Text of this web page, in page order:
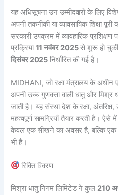
यह अधिसूचना उन उम्मीदवारों के लिए
अपनी तकनीकी या व्यावसायिक शिक्षा
सरकारी उपक्रम में व्यावहारिक
प्रक्रिया11 नवंबर 2025 से शुरू हो
दिसंबर 2025 निर्धारित की गई है।
MIDHANI, जो रक्षा मंत्रालय के अधीन
अपनी उच्च गुणवत्ता वाली धातु और मिश्र
जाती है। यह संस्था देश के रक्षा, अंतरिक्ष,
महत्वपूर्ण सामग्रियाँ तैयार करती है।
केवल एक सीखने का अवसर है, बल्कि एक
भी है।
रिक्ति विवरण
मिश्रा धातु निगम लिमिटेड ने कुल 210